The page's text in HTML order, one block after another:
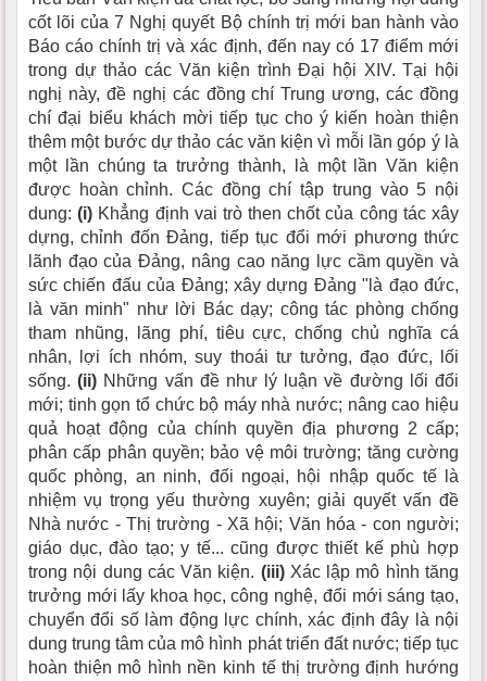
cốt lõi của 7 Nghị quyết Bộ chính trị mới ban hành vào
Báo cáo chính trị và xác định, đến nay có 17 điểm mới
trong dự thảo các Văn kiện trình Đại hội XIV. Tại hội
nghị này, đề nghị các đồng chí Trung ương, các đồng
chí đại biểu khách mời tiếp tục cho ý kiến hoàn thiện
thêm một bước dự thảo các văn kiện vì mỗi lần góp ý là
một lần chúng ta trưởng thành, là một lần Văn kiện
được hoàn chỉnh. Các đồng chí tập trung vào 5 nội
dung:(i) Khẳng định vai trò then chốt của công tác xây
dựng, chỉnh đốn Đảng, tiếp tục đổi mới phương thức
lãnh đạo của Đảng, nâng cao năng lực cầm quyền và
sức chiến đấu của Đảng; xây dựng Đảng "là đạo đức,
là văn minh" như lời Bác dạy; công tác phòng chống
tham nhũng, lãng phí, tiêu cực, chống chủ nghĩa cá
nhân, lợi ích nhóm, suy thoái tư tưởng, đạo đức, lối
sống.(ii) Những vấn đề như lý luận về đường lối đổi
mới; tinh gọn tổ chức bộ máy nhà nước; nâng cao hiệu
quả hoạt động của chính quyền địa phương 2 cấp;
phân cấp phân quyền; bảo vệ môi trường; tăng cường
quốc phòng, an ninh, đối ngoại, hội nhập quốc tế là
nhiệm vụ trọng yếu thường xuyên; giải quyết vấn đề
Nhà nước - Thị trường - Xã hội; Văn hóa - con người;
giáo dục, đào tạo; y tế... cũng được thiết kế phù hợp
trong nội dung các Văn kiện. (iii)Xác lập mô hình tăng
trưởng mới lấy khoa học, công nghệ, đổi mới sáng tạo,
chuyển đổi số làm động lực chính, xác định đây là nội
dung trung tâm của mô hình phát triển đất nước; tiếp tục
hoàn thiện mô hình nền kinh tế thị trường định hướng